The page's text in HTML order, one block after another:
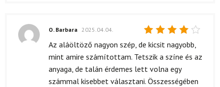
Értékelés:
O. Barbara 2025.04.04.
Az aláöltöző nagyon szép, de kicsit nagyobb,
mint amire számítottam. Tetszik a színe és az
anyaga, de talán érdemes lett volna egy
számmal kisebbet választani. Összességében